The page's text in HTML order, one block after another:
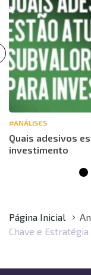
#ANÁLISES
Quais adesivos
investimento
Página Inicial
Chave e Estratégia